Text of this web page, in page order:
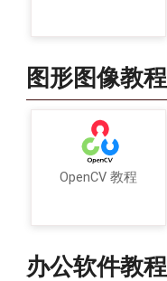
图形图像教程
OpenCV 教程
办公软件教程